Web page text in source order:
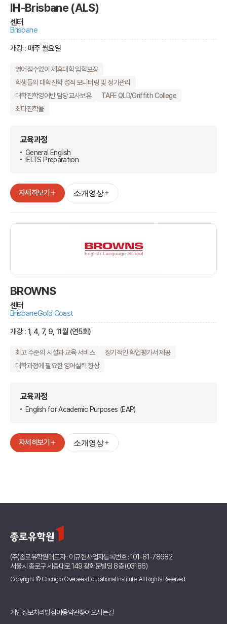
IH-Brisbane (ALS)
센터
Brisbane
개강 : 매주 월요일
영어점수없이 제휴대학 입학보장
학생들의 대학진학 성적 모니터링 및 정기관리
대학진학영어반 담당교사보유
TAFE QLD/Griffith College
최다진학율
교육과정
General English
IELTS Preparation
자세히보기 소개영상
BROWNS
센터
BrisbaneGold Coast
개강 : 1, 4, 7, 9, 11월 (연5회)
최고 수준의 시설과 교육 서비스
정기적인 학업평가서 제공
대학과정에 필요한 영어실력 향상
교육과정
English for Academic Purposes (EAP)
자세히보기 소개영상
(주)종로유학원대표자 : 이규헌사업자등록번호 : 101-81-78682
서울시 종로구 세종대로 149 광화문빌딩 8층 (03186)
Copyright © Chongro Overseas Educational Institute. All Rights Reserved.
개인정보처리방침이용약관찾아오시는길